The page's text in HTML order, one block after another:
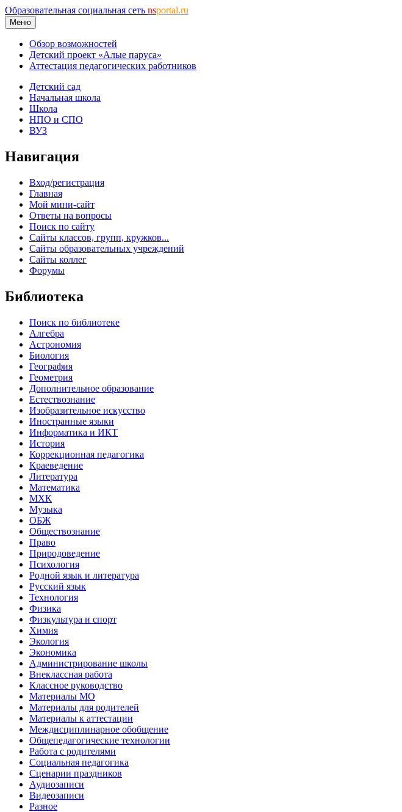
Образовательная социальная сеть nsportal.ru
Меню
Обзор возможностей
Детский проект «Алые паруса»
Аттестация педагогических работников
Детский сад
Начальная школа
Школа
НПО и СПО
ВУЗ
Навигация
Вход/регистрация
Главная
Мой мини-сайт
Ответы на вопросы
Поиск по сайту
Сайты классов, групп, кружков...
Сайты образовательных учреждений
Сайты коллег
Форумы
Библиотека
Поиск по библиотеке
Алгебра
Астрономия
Биология
География
Геометрия
Дополнительное образование
Естествознание
Изобразительное искусство
Иностранные языки
Информатика и ИКТ
История
Коррекционная педагогика
Краеведение
Литература
Математика
МХК
Музыка
ОБЖ
Обществознание
Право
Природоведение
Психология
Родной язык и литература
Русский язык
Технология
Физика
Физкультура и спорт
Химия
Экология
Экономика
Администрирование школы
Внеклассная работа
Классное руководство
Материалы МО
Материалы для родителей
Материалы к аттестации
Междисциплинарное обобщение
Общепедагогические технологии
Работа с родителями
Социальная педагогика
Сценарии праздников
Аудиозаписи
Видеозаписи
Разное